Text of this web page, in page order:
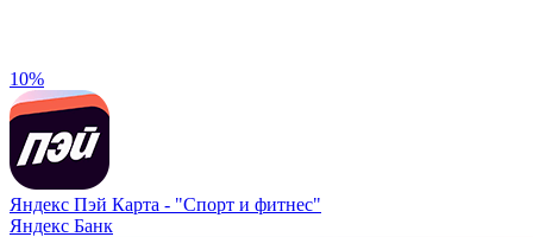
10%
Яндекс Пэй Карта - "Спорт и фитнес"
Яндекс Банк